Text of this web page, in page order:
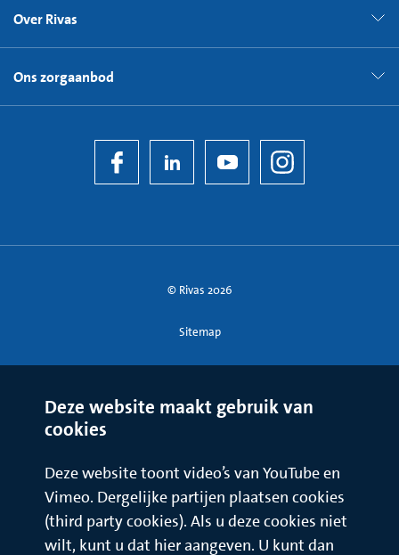
Over Rivas
Ons zorgaanbod
© Rivas 2026
Sitemap
Deze website maakt gebruik van
cookies
Deze website toont video’s van YouTube en
Vimeo. Dergelijke partijen plaatsen cookies
(third party cookies). Als u deze cookies niet
wilt, kunt u dat hier aangeven. U kunt dan